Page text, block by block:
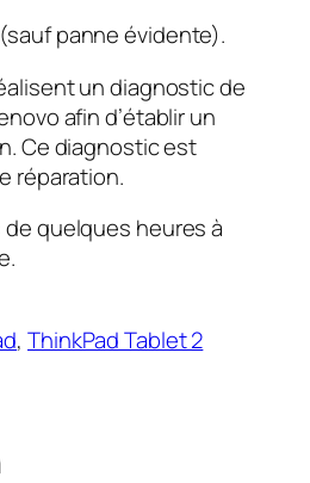
(sauf panne évidente).
un diagnostic de
afin d’établir un
Ce diagnostic est
réparation.
de quelques heures à
, ThinkPad Tablet 2